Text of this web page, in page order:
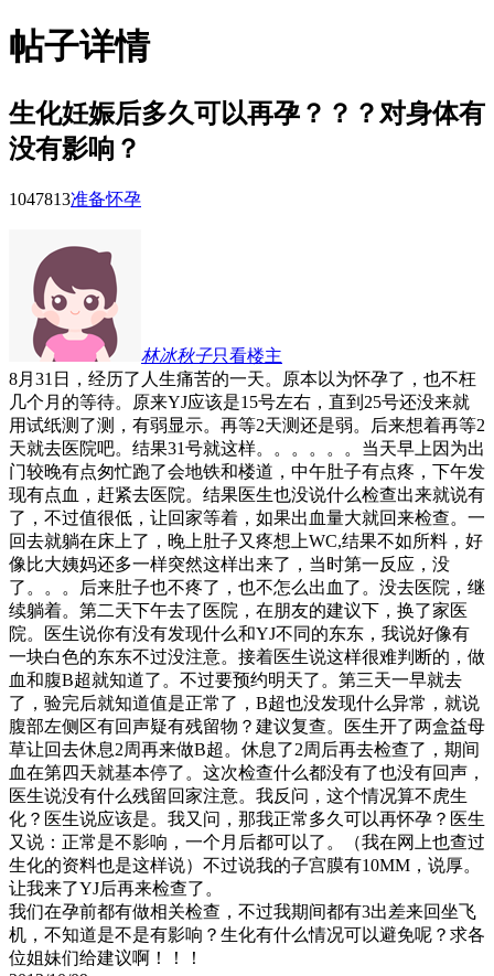
帖子详情
生化妊娠后多久可以再孕？？？对身体有
没有影响？
1047813准备怀孕
林冰秋子只看楼主
8月31日，经历了人生痛苦的一天。原本以为怀孕了，也不枉
几个月的等待。原来YJ应该是15号左右，直到25号还没来就
用试纸测了测，有弱显示。再等2天测还是弱。后来想着再等2
天就去医院吧。结果31号就这样。。。。。。当天早上因为出
门较晚有点匆忙跑了会地铁和楼道，中午肚子有点疼，下午发
现有点血，赶紧去医院。结果医生也没说什么检查出来就说有
了，不过值很低，让回家等着，如果出血量大就回来检查。一
回去就躺在床上了，晚上肚子又疼想上WC,结果不如所料，好
像比大姨妈还多一样突然这样出来了，当时第一反应，没
了。。。后来肚子也不疼了，也不怎么出血了。没去医院，继
续躺着。第二天下午去了医院，在朋友的建议下，换了家医
院。医生说你有没有发现什么和YJ不同的东东，我说好像有
一块白色的东东不过没注意。接着医生说这样很难判断的，做
血和腹B超就知道了。不过要预约明天了。第三天一早就去
了，验完后就知道值是正常了，B超也没发现什么异常，就说
腹部左侧区有回声疑有残留物？建议复查。医生开了两盒益母
草让回去休息2周再来做B超。休息了2周后再去检查了，期间
血在第四天就基本停了。这次检查什么都没有了也没有回声，
医生说没有什么残留回家注意。我反问，这个情况算不虎生
化？医生说应该是。我又问，那我正常多久可以再怀孕？医生
又说：正常是不影响，一个月后都可以了。（我在网上也查过
生化的资料也是这样说）不过说我的子宫膜有10MM，说厚。
让我来了YJ后再来检查了。
我们在孕前都有做相关检查，不过我期间都有3出差来回坐飞
机，不知道是不是有影响？生化有什么情况可以避免呢？求各
位姐妹们给建议啊！！！